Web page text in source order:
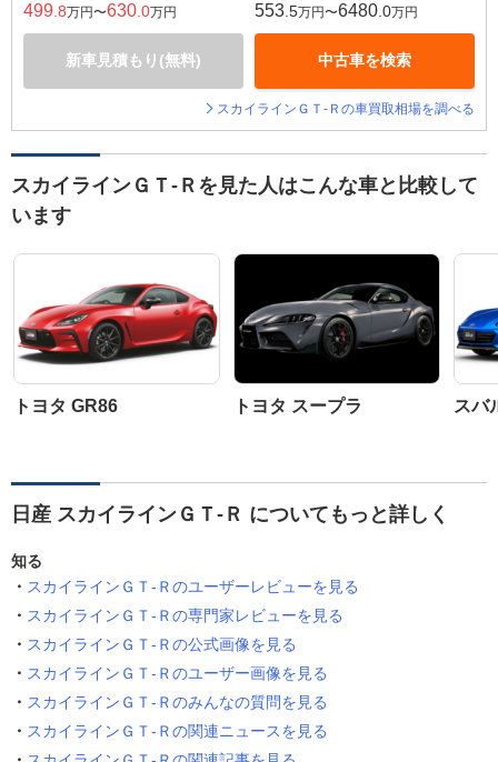
499 .8万円〜630 .0万円
新車見積もり(無料)
553 .5万円〜6480 .0万円
中古車を検索
スカイラインＧＴ‐Ｒの車買取相場を調べる
スカイラインＧＴ‐Ｒを見た人はこんな車と比較して
います
トヨタ GR86 トヨタ スープラ スバ
日産 スカイラインＧＴ‐Ｒ についてもっと詳しく
知る
スカイラインＧＴ‐Ｒのユーザーレビューを見る
スカイラインＧＴ‐Ｒの専門家レビューを見る
スカイラインＧＴ‐Ｒの公式画像を見る
スカイラインＧＴ‐Ｒのユーザー画像を見る
スカイラインＧＴ‐Ｒのみんなの質問を見る
スカイラインＧＴ‐Ｒの関連ニュースを見る